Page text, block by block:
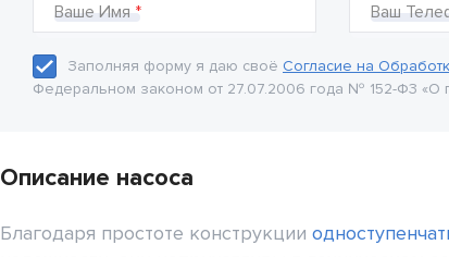
Ваше Имя Ваш
Заполняя форму я даю своё Согласие на
Федеральном законом от 27.07.2006 года № 152-Ф3 «О
Описание насоса
Благодаря простоте конструкции